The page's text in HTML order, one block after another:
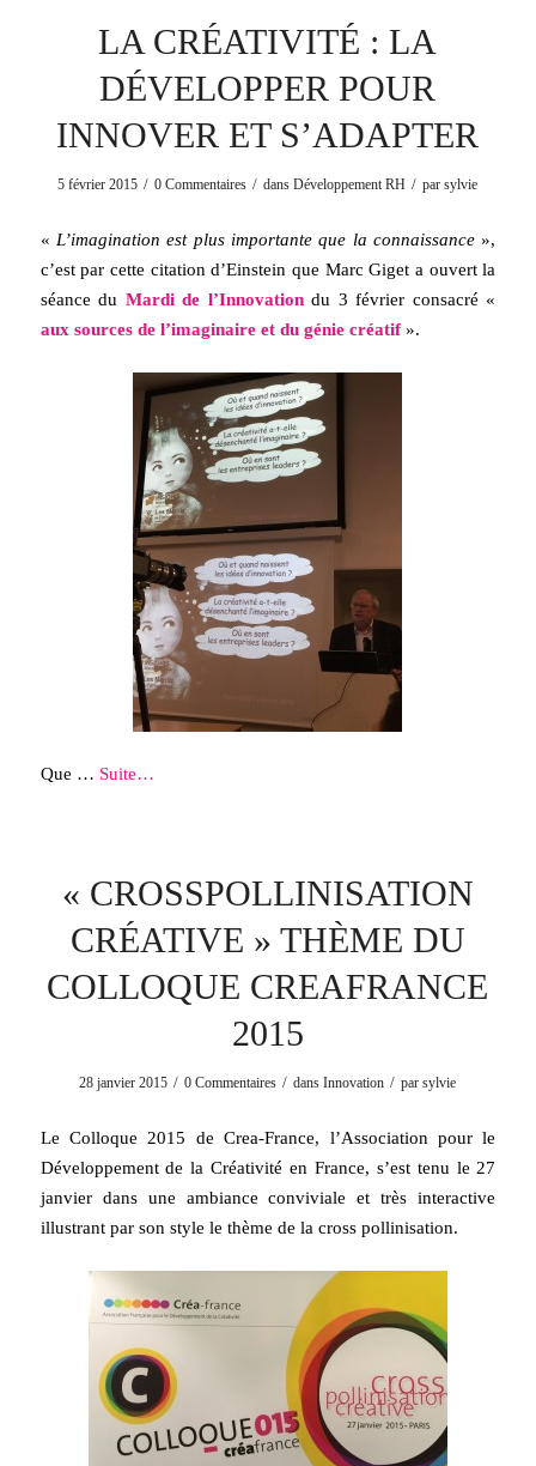
LA CRÉATIVITÉ : LA
DÉVELOPPER POUR
INNOVER ET S’ADAPTER
5 février 2015 / 0 Commentaires / dansDéveloppement RH / parsylvie
« L’imagination est plus importante que la connaissance »,
c’est par cette citation d’Einstein que Marc Giget a ouvert la
séance du Mardi de l’Innovationdu 3 février consacré «
aux sources de l’imaginaire et du génie créatif».
Que … Suite…
« CROSSPOLLINISATION
CRÉATIVE » THÈME DU
COLLOQUE CREAFRANCE
2015
28 janvier 2015 / 0 Commentaires / dansInnovation / parsylvie
Le Colloque 2015 de Crea-France, l’Association pour le
Développement de la Créativité en France, s’est tenu le 27
janvier dans une ambiance conviviale et très interactive
illustrant par son style le thème de la cross pollinisation.